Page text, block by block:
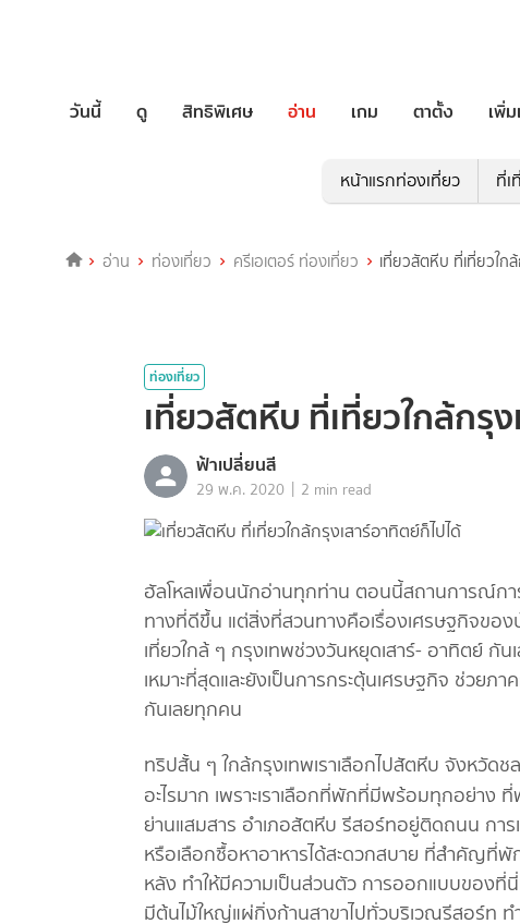
วันนี้ ดู สิทธิพิเศษ อ่าน เกม ตาตั้ง เพิ่
หน้าแรกท่องเที่ยว ที่เ
อ่าน ท่องเที่ยว ครีเอเตอร์ ท่องเที่ยว เที่ยวสัตหีบ ที่เที่ยวใก
ท่องเที่ยว
เที่ยวสัตหีบ ที่เที่ยวใกล้กรุ
ฟ้าเปลี่ยนสี
29 พ.ค. 2020 | 2 min read
ฮัลโหลเพื่อนนักอ่านทุกท่าน ตอนนี้สถานการณ์กา
ทางที่ดีขึ้น แต่สิ่งที่สวนทางคือเรื่องเศรษฐกิจของ
เที่ยวใกล้ ๆ กรุงเทพช่วงวันหยุดเสาร์- อาทิตย์ กัน
เหมาะที่สุดและยังเป็นการกระตุ้นเศรษฐกิจ ช่วย
กันเลยทุกคน
ทริปสั้น ๆ ใกล้กรุงเทพเราเลือกไปสัตหีบ จังหวัด
อะไรมาก เพราะเราเลือกที่พักที่มีพร้อมทุกอย่าง
ย่านแสมสาร อำเภอสัตหีบ รีสอร์ทอยู่ติดถนน การ
หรือเลือกซื้อหาอาหารได้สะดวกสบาย ที่สำคัญที่
หลัง ทำให้มีความเป็นส่วนตัว การออกแบบของที่
มีต้นไม้ใหญ่แผ่กิ่งก้านสาขาไปทั่วบริเวณรีสอร์ท